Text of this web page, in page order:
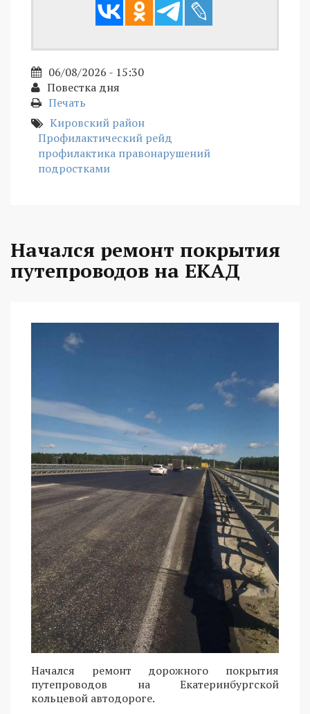
06/08/2026 - 15:30
Повестка дня
Печать
Кировский район
Профилактический рейд
профилактика правонарушений
подростками
Начался ремонт покрытия
путепроводов на ЕКАД
Начался ремонт дорожного покрытия
путепроводов на Екатеринбургской
кольцевой автодороге.